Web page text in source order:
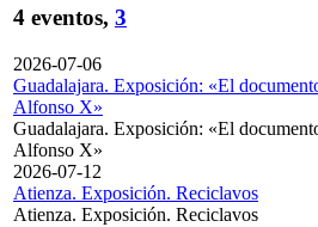
4 eventos, 3
2026-07-06
Guadalajara. Exposición: «El
Alfonso X»
Guadalajara. Exposición: «El
Alfonso X»
2026-07-12
Atienza. Exposición. Reciclavos
Atienza. Exposición. Reciclavos